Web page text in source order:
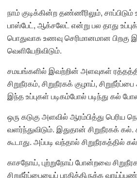
நாம் குடிக்கின்ற தண்ணீரிலும்,
பாஸ்பேட், ஆக்சலேட் என்று பல தாது
பொதுவாக உணவு செரிமானமான பிறகு
வெளியேறிவிடும்.
சமயங்களில் இவற்றின் அளவுகள்
சிறுநீரகம், சிறுநீரகக் குழாய்,
இந்த உப்புகள் படிகம்போல் படிந்து கல்
ஒரு கடுகு அளவில் ஆரம்பித்து பெரிய
வளர்ந்துவிடும். இதுதான் சிறுநீரகக் கல்.
கூடாது. அப்படி வந்தால் சிறுநீரகத்தில்
காசநோய், புற்றுநோய் போன்றவை
சிறுநீர்ப்பையைப் பாதித்திருக்க